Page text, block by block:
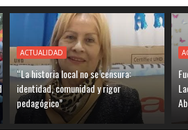
ACTUALIDAD
“La historia local no se censura:
identidad, comunidad y rigor
pedagógico”